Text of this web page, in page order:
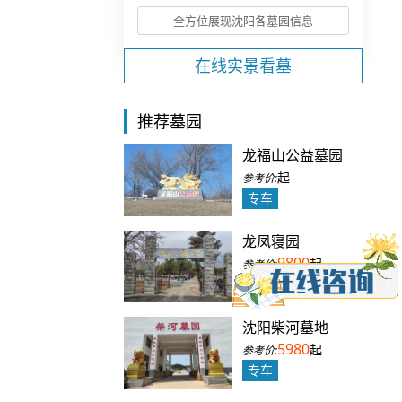
全方位展现沈阳各墓园信息
在线实景看墓
推荐墓园
龙福山公益墓园
起
专车
龙凤寝园
9800起
专车
沈阳柴河墓地
5980起
专车